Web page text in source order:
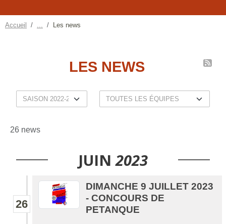
Accueil Les news
LES NEWS
26 news
JUIN 2023
26
DIMANCHE 9 JUILLET 2023
- CONCOURS DE
PETANQUE